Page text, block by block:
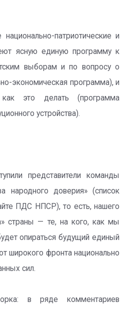
патриотические и
ясную единую программу к
выборам и по вопросу о
экономическая программа), и
это делать (программа
устройства).
представители команды
народного доверия» (список
ПДС НПСР), то есть, нашего
страны — те, на кого, как мы
опираться будущий единый
широкого фронта национально
сил.
в ряде комментариев